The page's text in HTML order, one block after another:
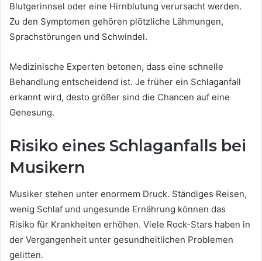
Blutgerinnsel oder eine Hirnblutung verursacht werden.
Zu den Symptomen gehören plötzliche Lähmungen,
Sprachstörungen und Schwindel.
Medizinische Experten betonen, dass eine schnelle
Behandlung entscheidend ist. Je früher ein Schlaganfall
erkannt wird, desto größer sind die Chancen auf eine
Genesung.
Risiko eines Schlaganfalls bei
Musikern
Musiker stehen unter enormem Druck. Ständiges Reisen,
wenig Schlaf und ungesunde Ernährung können das
Risiko für Krankheiten erhöhen. Viele Rock-Stars haben in
der Vergangenheit unter gesundheitlichen Problemen
gelitten.